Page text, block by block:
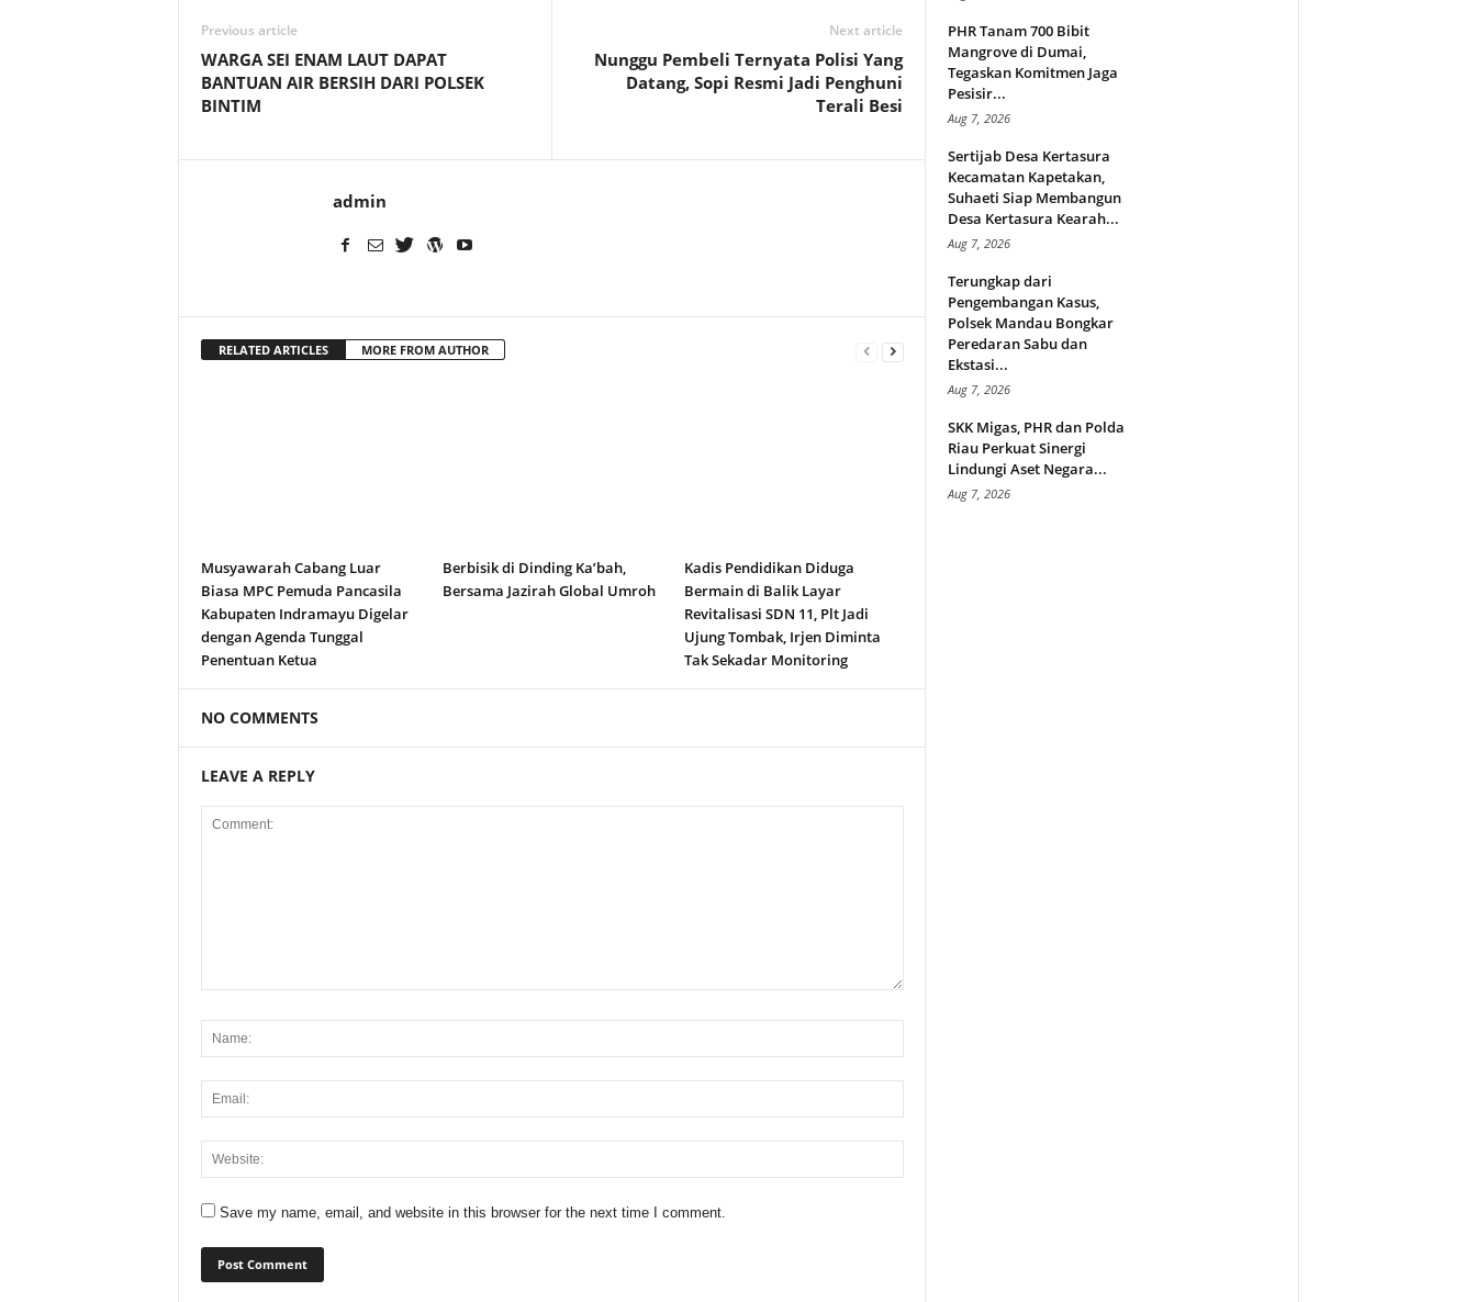
Previous article
WARGA SEI ENAM LAUT DAPAT
BANTUAN AIR BERSIH DARI POLSEK
BINTIM
Next article
Nunggu Pembeli Ternyata Polisi Yang
Datang, Sopi Resmi Jadi Penghuni
Terali Besi
admin
RELATED ARTICLES MORE FROM AUTHOR
Musyawarah Cabang Luar
Biasa MPC Pemuda Pancasila
Kabupaten Indramayu Digelar
dengan Agenda Tunggal
Penentuan Ketua
Berbisik di Dinding Ka’bah,
Bersama Jazirah Global Umroh
Kadis Pendidikan Diduga
Bermain di Balik Layar
Revitalisasi SDN 11, Plt Jadi
Ujung Tombak, Irjen Diminta
Tak Sekadar Monitoring
NO COMMENTS
LEAVE A REPLY
Save my name, email, and website in this browser for the next time I comment.
PHR Tanam 700 Bibit
Mangrove di Dumai,
Tegaskan Komitmen Jaga
Pesisir...
Aug 7, 2026
Sertijab Desa Kertasura
Kecamatan Kapetakan,
Suhaeti Siap Membangun
Desa Kertasura Kearah...
Aug 7, 2026
Terungkap dari
Pengembangan Kasus,
Polsek Mandau Bongkar
Peredaran Sabu dan
Ekstasi...
Aug 7, 2026
SKK Migas, PHR dan Polda
Riau Perkuat Sinergi
Lindungi Aset Negara...
Aug 7, 2026